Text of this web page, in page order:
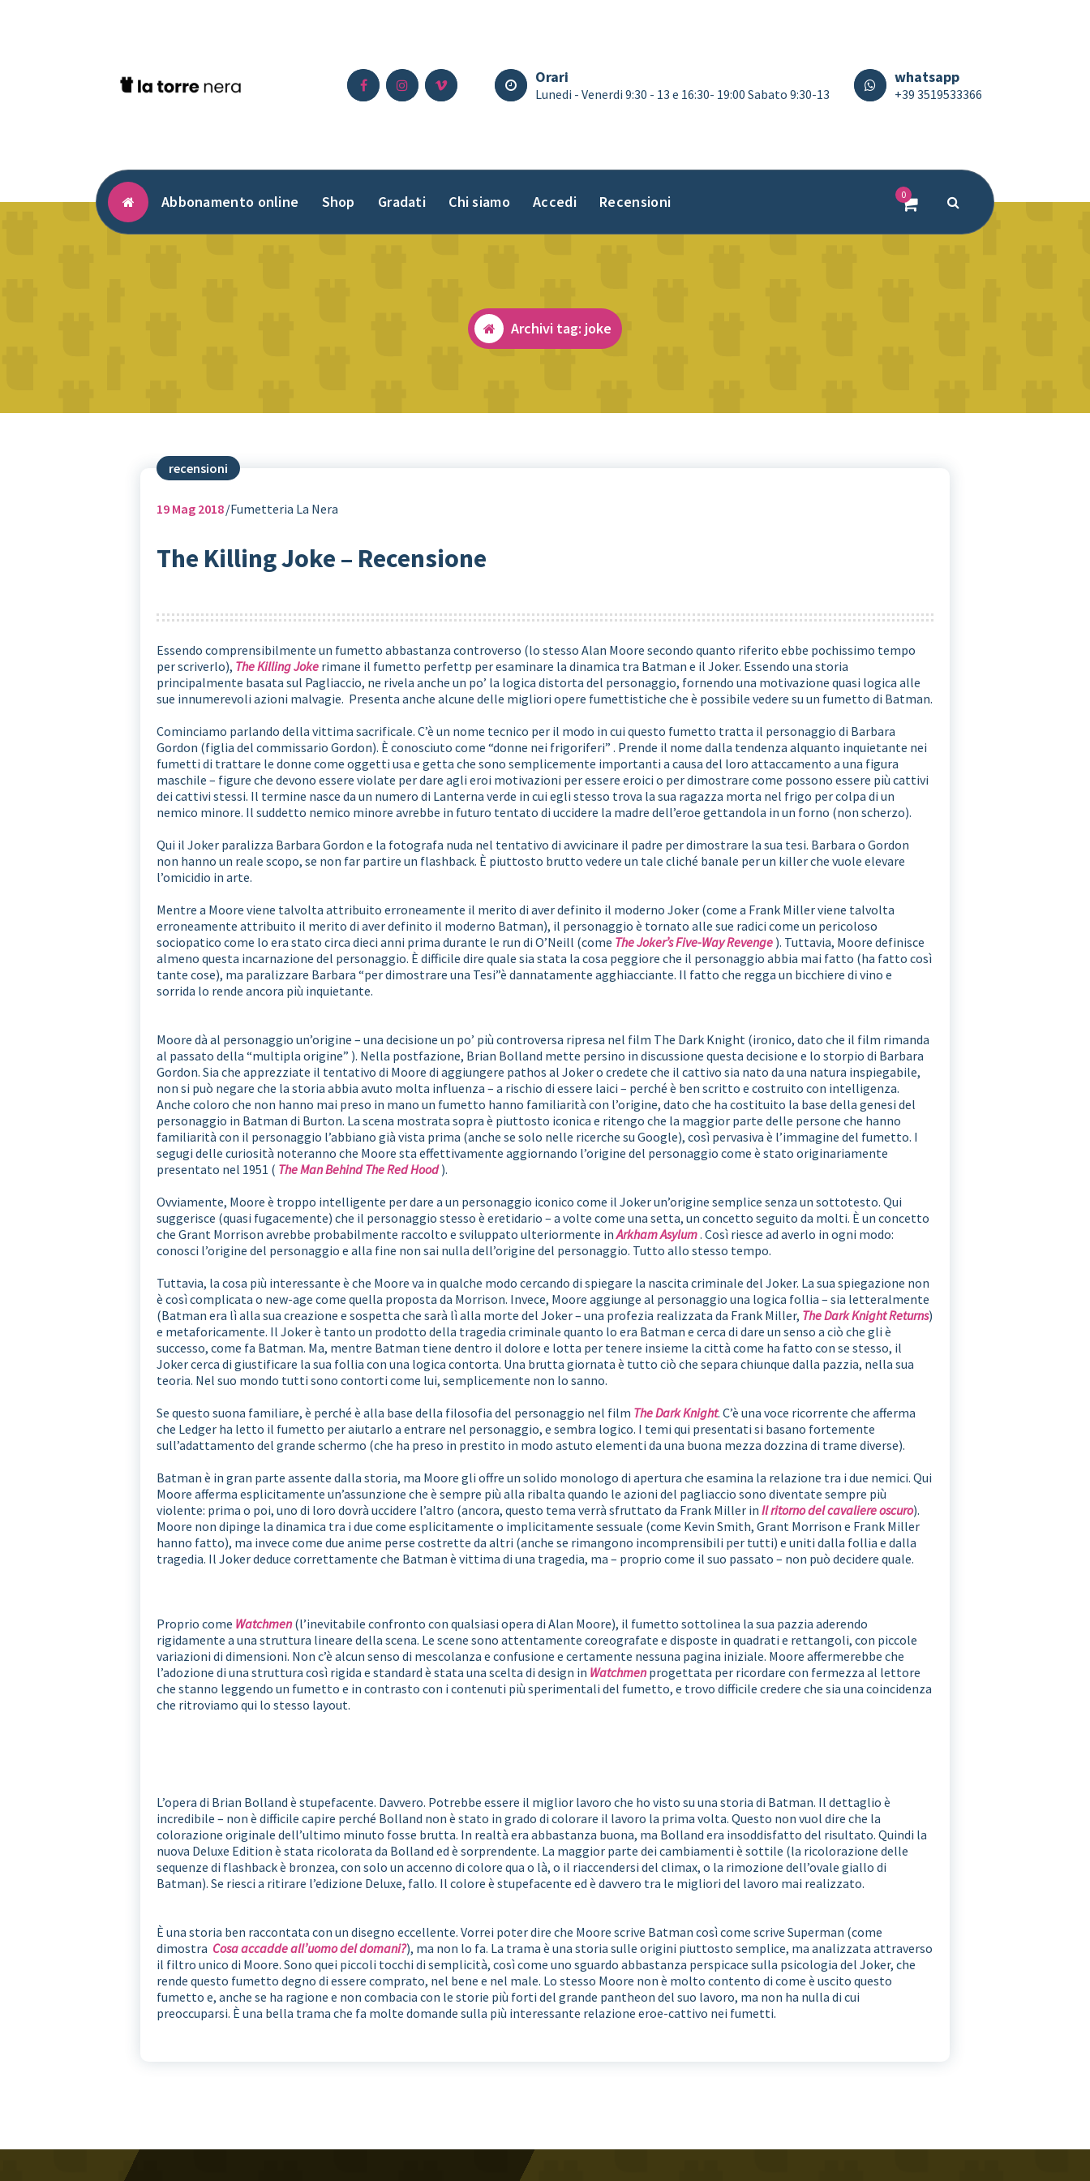
Orari
Lunedi - Venerdi 9:30 - 13 e 16:30- 19:00 Sabato 9:30-13
whatsapp
+39 3519533366
Abbonamento online Shop Gradati Chi siamo Accedi Recensioni 0
Archivi tag: joke
recensioni
19 Mag 2018 Fumetteria La Nera
The Killing Joke – Recensione
Essendo comprensibilmente un fumetto abbastanza controverso (lo stesso Alan Moore secondo quanto riferito ebbe pochissimo tempo
per scriverlo), The Killing Joke rimane il fumetto perfettp per esaminare la dinamica tra Batman e il Joker. Essendo una storia
principalmente basata sul Pagliaccio, ne rivela anche un po’ la logica distorta del personaggio, fornendo una motivazione quasi logica alle
sue innumerevoli azioni malvagie. Presenta anche alcune delle migliori opere fumettistiche che è possibile vedere su un fumetto di Batman.
Cominciamo parlando della vittima sacrificale. C’è un nome tecnico per il modo in cui questo fumetto tratta il personaggio di Barbara
Gordon (figlia del commissario Gordon). È conosciuto come “donne nei frigoriferi” . Prende il nome dalla tendenza alquanto inquietante nei
fumetti di trattare le donne come oggetti usa e getta che sono semplicemente importanti a causa del loro attaccamento a una figura
maschile – figure che devono essere violate per dare agli eroi motivazioni per essere eroici o per dimostrare come possono essere più cattivi
dei cattivi stessi. Il termine nasce da un numero di Lanterna verde in cui egli stesso trova la sua ragazza morta nel frigo per colpa di un
nemico minore. Il suddetto nemico minore avrebbe in futuro tentato di uccidere la madre dell’eroe gettandola in un forno (non scherzo).
Qui il Joker paralizza Barbara Gordon e la fotografa nuda nel tentativo di avvicinare il padre per dimostrare la sua tesi. Barbara o Gordon
non hanno un reale scopo, se non far partire un flashback. È piuttosto brutto vedere un tale cliché banale per un killer che vuole elevare
l’omicidio in arte.
Mentre a Moore viene talvolta attribuito erroneamente il merito di aver definito il moderno Joker (come a Frank Miller viene talvolta
erroneamente attribuito il merito di aver definito il moderno Batman), il personaggio è tornato alle sue radici come un pericoloso
sociopatico come lo era stato circa dieci anni prima durante le run di O’Neill (come The Joker’s Five-Way Revenge ). Tuttavia, Moore definisce
almeno questa incarnazione del personaggio. È difficile dire quale sia stata la cosa peggiore che il personaggio abbia mai fatto (ha fatto così
tante cose), ma paralizzare Barbara “per dimostrare una Tesi”è dannatamente agghiacciante. Il fatto che regga un bicchiere di vino e
sorrida lo rende ancora più inquietante.
Moore dà al personaggio un’origine – una decisione un po’ più controversa ripresa nel film The Dark Knight (ironico, dato che il film rimanda
al passato della “multipla origine” ). Nella postfazione, Brian Bolland mette persino in discussione questa decisione e lo storpio di Barbara
Gordon. Sia che apprezziate il tentativo di Moore di aggiungere pathos al Joker o credete che il cattivo sia nato da una natura inspiegabile,
non si può negare che la storia abbia avuto molta influenza – a rischio di essere laici – perché è ben scritto e costruito con intelligenza.
Anche coloro che non hanno mai preso in mano un fumetto hanno familiarità con l’origine, dato che ha costituito la base della genesi del
personaggio in Batman di Burton. La scena mostrata sopra è piuttosto iconica e ritengo che la maggior parte delle persone che hanno
familiarità con il personaggio l’abbiano già vista prima (anche se solo nelle ricerche su Google), così pervasiva è l’immagine del fumetto. I
segugi delle curiosità noteranno che Moore sta effettivamente aggiornando l’origine del personaggio come è stato originariamente
presentato nel 1951 ( The Man Behind The Red Hood).
Ovviamente, Moore è troppo intelligente per dare a un personaggio iconico come il Joker un’origine semplice senza un sottotesto. Qui
suggerisce (quasi fugacemente) che il personaggio stesso è eretidario – a volte come una setta, un concetto seguito da molti. È un concetto
che Grant Morrison avrebbe probabilmente raccolto e sviluppato ulteriormente inArkham Asylum. Così riesce ad averlo in ogni modo:
conosci l’origine del personaggio e alla fine non sai nulla dell’origine del personaggio. Tutto allo stesso tempo.
Tuttavia, la cosa più interessante è che Moore va in qualche modo cercando di spiegare la nascita criminale del Joker. La sua spiegazione non
è così complicata o new-age come quella proposta da Morrison. Invece, Moore aggiunge al personaggio una logica follia – sia letteralmente
(Batman era lì alla sua creazione e sospetta che sarà lì alla morte del Joker – una profezia realizzata da Frank Miller, The Dark Knight Returns)
e metaforicamente. Il Joker è tanto un prodotto della tragedia criminale quanto lo era Batman e cerca di dare un senso a ciò che gli è
successo, come fa Batman. Ma, mentre Batman tiene dentro il dolore e lotta per tenere insieme la città come ha fatto con se stesso, il
Joker cerca di giustificare la sua follia con una logica contorta. Una brutta giornata è tutto ciò che separa chiunque dalla pazzia, nella sua
teoria. Nel suo mondo tutti sono contorti come lui, semplicemente non lo sanno.
Se questo suona familiare, è perché è alla base della filosofia del personaggio nel film The Dark Knight. C’è una voce ricorrente che afferma
che Ledger ha letto il fumetto per aiutarlo a entrare nel personaggio, e sembra logico. I temi qui presentati si basano fortemente
sull’adattamento del grande schermo (che ha preso in prestito in modo astuto elementi da una buona mezza dozzina di trame diverse).
Batman è in gran parte assente dalla storia, ma Moore gli offre un solido monologo di apertura che esamina la relazione tra i due nemici. Qui
Moore afferma esplicitamente un’assunzione che è sempre più alla ribalta quando le azioni del pagliaccio sono diventate sempre più
violente: prima o poi, uno di loro dovrà uccidere l’altro (ancora, questo tema verrà sfruttato da Frank Miller inIl ritorno del cavaliere oscuro).
Moore non dipinge la dinamica tra i due come esplicitamente o implicitamente sessuale (come Kevin Smith, Grant Morrison e Frank Miller
hanno fatto), ma invece come due anime perse costrette da altri (anche se rimangono incomprensibili per tutti) e uniti dalla follia e dalla
tragedia. Il Joker deduce correttamente che Batman è vittima di una tragedia, ma – proprio come il suo passato – non può decidere quale.
Proprio come Watchmen(l’inevitabile confronto con qualsiasi opera di Alan Moore), il fumetto sottolinea la sua pazzia aderendo
rigidamente a una struttura lineare della scena. Le scene sono attentamente coreografate e disposte in quadrati e rettangoli, con piccole
variazioni di dimensioni. Non c’è alcun senso di mescolanza e confusione e certamente nessuna pagina iniziale. Moore affermerebbe che
l’adozione di una struttura così rigida e standard è stata una scelta di design in Watchmenprogettata per ricordare con fermezza al lettore
che stanno leggendo un fumetto e in contrasto con i contenuti più sperimentali del fumetto, e trovo difficile credere che sia una coincidenza
che ritroviamo qui lo stesso layout.
L’opera di Brian Bolland è stupefacente. Davvero. Potrebbe essere il miglior lavoro che ho visto su una storia di Batman. Il dettaglio è
incredibile – non è difficile capire perché Bolland non è stato in grado di colorare il lavoro la prima volta. Questo non vuol dire che la
colorazione originale dell’ultimo minuto fosse brutta. In realtà era abbastanza buona, ma Bolland era insoddisfatto del risultato. Quindi la
nuova Deluxe Edition è stata ricolorata da Bolland ed è sorprendente. La maggior parte dei cambiamenti è sottile (la ricolorazione delle
sequenze di flashback è bronzea, con solo un accenno di colore qua o là, o il riaccendersi del climax, o la rimozione dell’ovale giallo di
Batman). Se riesci a ritirare l’edizione Deluxe, fallo. Il colore è stupefacente ed è davvero tra le migliori del lavoro mai realizzato.
È una storia ben raccontata con un disegno eccellente. Vorrei poter dire che Moore scrive Batman così come scrive Superman (come
dimostra Cosa accadde all’uomo del domani?), ma non lo fa. La trama è una storia sulle origini piuttosto semplice, ma analizzata attraverso
il filtro unico di Moore. Sono quei piccoli tocchi di semplicità, così come uno sguardo abbastanza perspicace sulla psicologia del Joker, che
rende questo fumetto degno di essere comprato, nel bene e nel male. Lo stesso Moore non è molto contento di come è uscito questo
fumetto e, anche se ha ragione e non combacia con le storie più forti del grande pantheon del suo lavoro, ma non ha nulla di cui
preoccuparsi. È una bella trama che fa molte domande sulla più interessante relazione eroe-cattivo nei fumetti.